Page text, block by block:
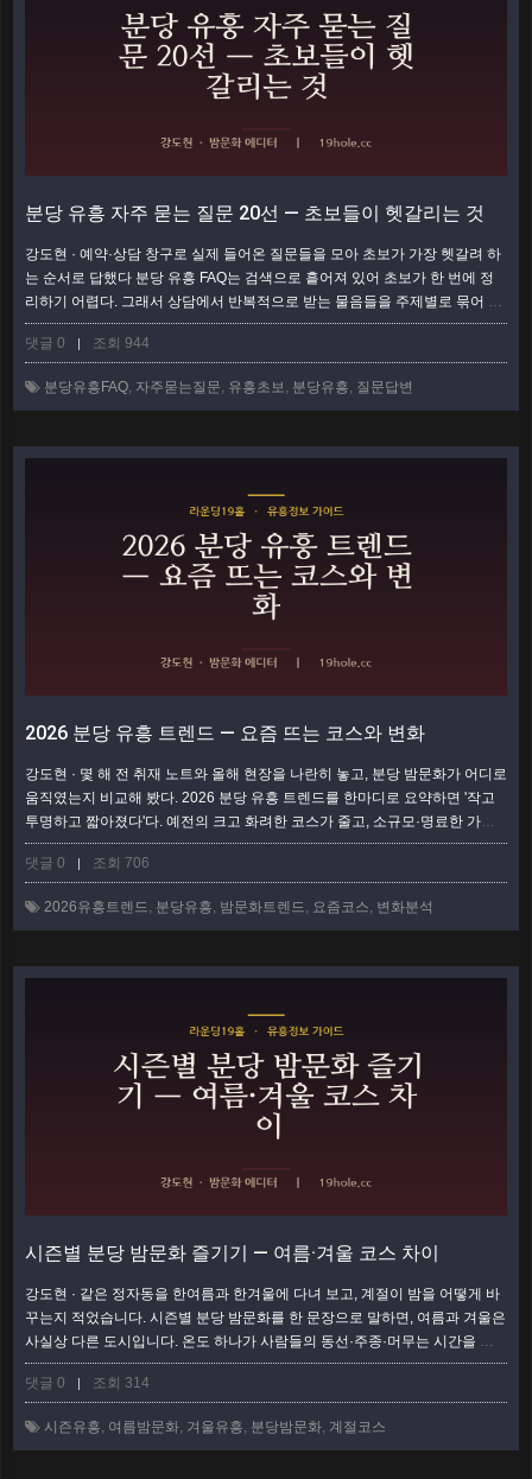
분당 유흥 자주 묻는 질문 20선 — 초보들이 헷갈리는 것
강도현 · 예약·상담 창구로 실제 들어온 질문들을 모아 초보가 가장 헷갈려 하
는 순서로 답했다 분당 유흥 FAQ는 검색으로 흩어져 있어 초보가 한 번에 정
리하기 어렵다. 그래서 상담에서 반복적으로 받는 물음들을 주제별로 묶어 문
답 형태로 답을 붙였다. 가격·형태·예약·매너까지, 처음 가는 사람이 진짜 궁금
해하는 것 위주다. 확정 금액이나 특정 업소 단정은 피하고, 판단에 쓰는 '기
요? 한 줄로 답하기 어렵다. 형태·인원·시간·주류가 총액을 좌우하기 때문…
댓글 0 | 조회 944
분당유흥FAQ, 자주묻는질문, 유흥초보, 분당유흥, 질문답변
2026 분당 유흥 트렌드 — 요즘 뜨는 코스와 변화
강도현 · 몇 해 전 취재 노트와 올해 현장을 나란히 놓고, 분당 밤문화가 어디로
움직였는지 비교해 봤다. 2026 분당 유흥 트렌드를 한마디로 요약하면 '작고
투명하고 짧아졌다'다. 예전의 크고 화려한 코스가 줄고, 소규모·명료한 가격·
짧은 회전으로 무게중심이 옮겨 갔다. 코로나 이후 회식 문화가 바뀌고, 세대
가 교체되고, 판교 IT 상권이 커지면서 분당의 밤도 함께 변했다. 이 글은 과거
길고 '흥' 중심이던 시절 몇 해 전만 해도 분당 밤문화의 표준은…
더보기
댓글 0 | 조회 706
2026유흥트렌드, 분당유흥, 밤문화트렌드, 요즘코스, 변화분석
시즌별 분당 밤문화 즐기기 — 여름·겨울 코스 차이
강도현 · 같은 정자동을 한여름과 한겨울에 다녀 보고, 계절이 밤을 어떻게 바
꾸는지 적었습니다. 시즌별 분당 밤문화를 한 문장으로 말하면, 여름과 겨울은
사실상 다른 도시입니다. 온도 하나가 사람들의 동선·주종·머무는 시간을 통
째로 바꾸더군요. 저는 작년 8월과 올 1월, 같은 정자 골목을 일부러 두 번 걸
었습니다. 그때 느낀 온도 차를 코스 이야기로 풀어봅니다. 시즌을 알면 예약
배경이 아니라, 밤의 리듬을 정하는 첫 번째 변수였습니다. 여름밤 — 늦게 …
댓글 0 | 조회 314
시즌유흥, 여름밤문화, 겨울유흥, 분당밤문화, 계절코스